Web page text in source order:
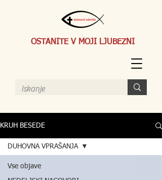
OSTANITE V MOJI LJUBEZNI
KRUH BESEDE
Vse objave
DUHOVNA VPRAŠANJA